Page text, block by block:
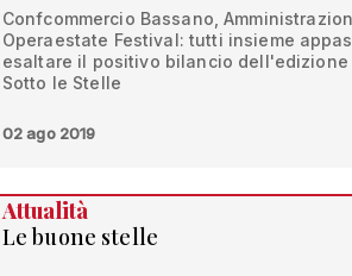
Confcommercio Bassano,
Operaestate Festival: tutti insieme
esaltare il positivo bilancio dell'edizione
Sotto le Stelle
02 ago 2019
Attualità
Le buone stelle